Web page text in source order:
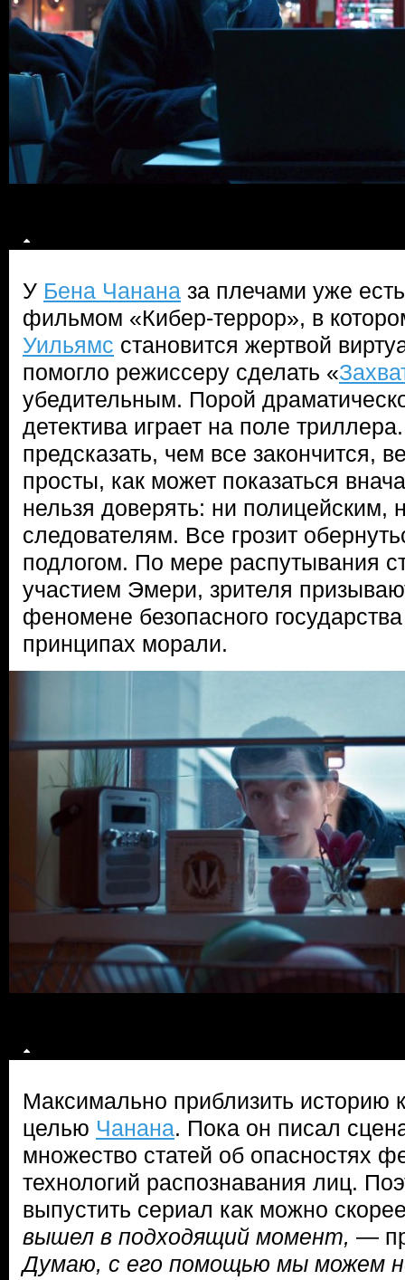
У Бена Чанана за плечами уже
фильмом «Кибер-террор», в
Уильямс становится жертвой
помогло режиссеру сделать «
убедительным. Порой
детектива играет на поле
предсказать, чем все закончится,
просты, как может показаться
нельзя доверять: ни полицейским,
следователям. Все грозит
подлогом. По мере распутывания
участием Эмери, зрителя
феномене безопасного
принципах морали.
Максимально приблизить историю
целью Чанана. Пока он писал
множество статей об опасностях
технологий распознавания лиц.
выпустить сериал как можно
вышел в подходящий момент, —
Думаю, с его помощью мы можем